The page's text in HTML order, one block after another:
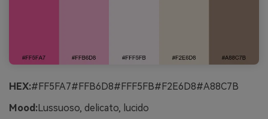
HEX:#FF5FA7#FFB6D8#FFF5FB#F2E6D8#A88C7B
Mood:Lussuoso, delicato, lucido